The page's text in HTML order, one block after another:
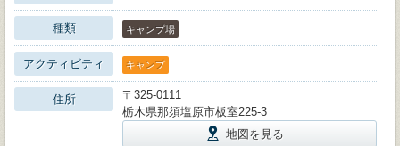
種類 キャンプ場
アクティビティ キャンプ
住所
〒325-0111
栃木県那須塩原市板室225-3
地図を見る